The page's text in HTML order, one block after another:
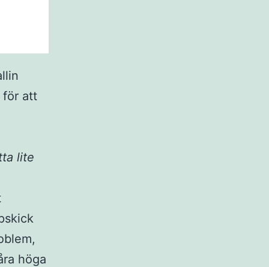
för att
lite
höga